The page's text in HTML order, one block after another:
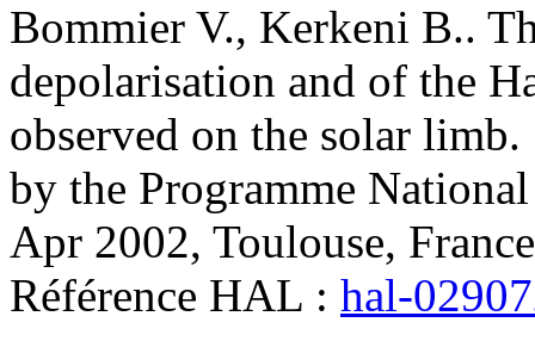
Bommier V., Kerkeni B..
depolarisation and of the
observed on the solar limb.
by the Programme
Apr 2002, Toulouse, France
Référence HAL : hal-